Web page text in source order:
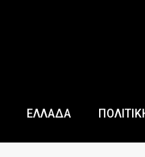
ΕΛΛΑΔΑ